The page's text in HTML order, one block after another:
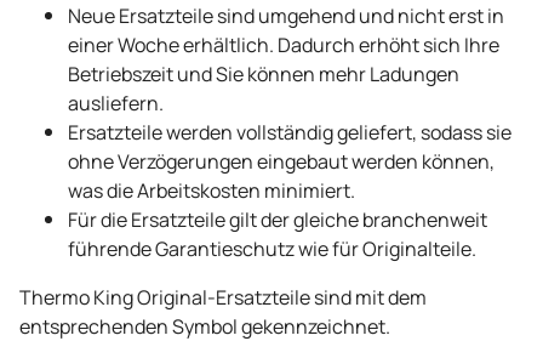
Neue Ersatzteile sind umgehend und nicht erst in
einer Woche erhältlich. Dadurch erhöht sich Ihre
Betriebszeit und Sie können mehr Ladungen
ausliefern.
Ersatzteile werden vollständig geliefert, sodass sie
ohne Verzögerungen eingebaut werden können,
was die Arbeitskosten minimiert.
Für die Ersatzteile gilt der gleiche branchenweit
führende Garantieschutz wie für Originalteile.
Thermo KingOriginal-Ersatzteile sind mit dem
entsprechenden Symbol gekennzeichnet.